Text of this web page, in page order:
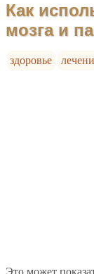
Как
мозга и
здоровье